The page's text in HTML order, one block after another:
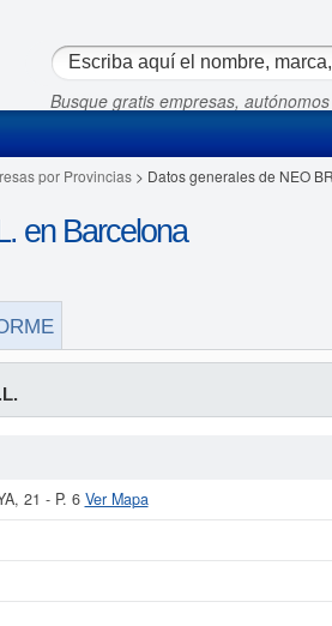
Busque gratis empresas,
por Provincias> Datos generales de NEO
en Barcelona
21 - P. 6 Ver Mapa